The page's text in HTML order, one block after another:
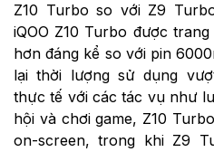
Z10 Turbo so với Z9
iQOO Z10 Turbo được
hơn đáng kể so với pin
lại thời lượng sử dụng
thực tế với các tác vụ như
hội và chơi game, Z10
on-screen, trong khi Z9